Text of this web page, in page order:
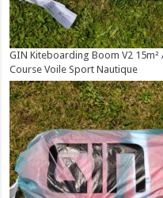
GIN Kiteboarding Boom V2 15m²
Course Voile Sport Nautique